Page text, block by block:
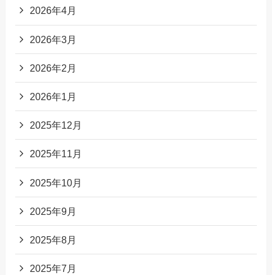
2026年4月
2026年3月
2026年2月
2026年1月
2025年12月
2025年11月
2025年10月
2025年9月
2025年8月
2025年7月